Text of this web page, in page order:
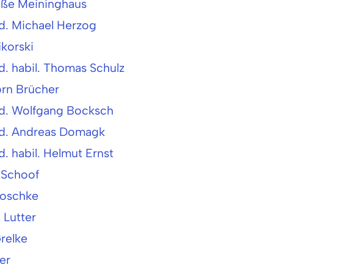
Meininghaus
Michael Herzog
habil. Thomas Schulz
Brücher
Wolfgang Bocksch
Andreas Domagk
habil. Helmut Ernst
Lutter